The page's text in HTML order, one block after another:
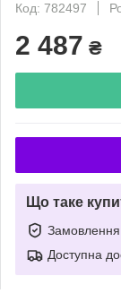
Код: 782497
2 487 ₴
Що таке
Замовлення
Доступна